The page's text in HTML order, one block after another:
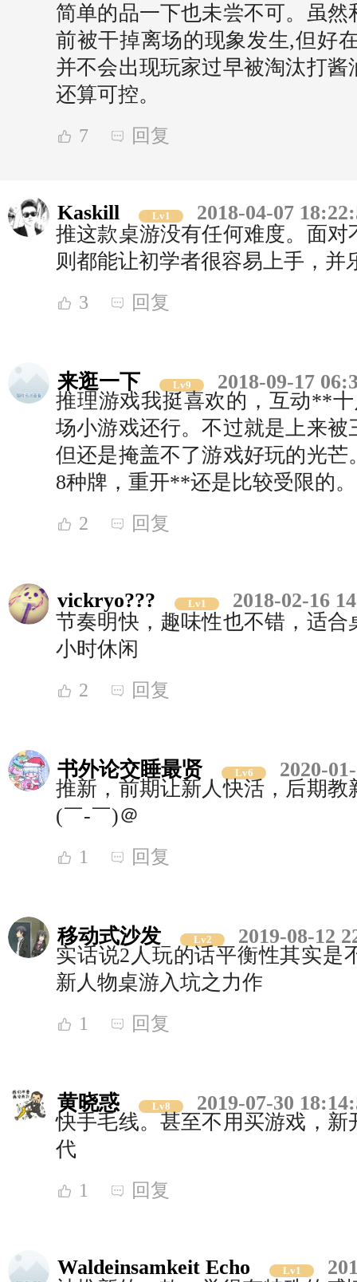
简单的品一下也未尝不可。虽
前被干掉离场的现象发生,但好
并不会出现玩家过早被淘汰打
还算可控。
7 回复
Kaskill Lv1
2018-04-07
推这款桌游没有任何难度。面
则都能让初学者很容易上手，并
3 回复
来逛一下 Lv9
2018-09-17
推理游戏我挺喜欢的，互动**
场小游戏还行。不过就是上来
但还是掩盖不了游戏好玩的光
8种牌，重开**还是比较受限的。
2 回复
vickryo??? Lv1
2018-02-16
节奏明快，趣味性也不错，适
小时休闲
2 回复
书外论交睡最贤 Lv6
2020-
推新，前期让新人快活，后期
(￣-￣)＠
1 回复
移动式沙发 Lv2
2019-08-12
实话说2人玩的话平衡性其实是
新人物桌游入坑之力作
1 回复
黄晓惑 Lv8
2019-07-30
快手毛线。甚至不用买游戏，
代
1 回复
Waldeinsamkeit Echo Lv1